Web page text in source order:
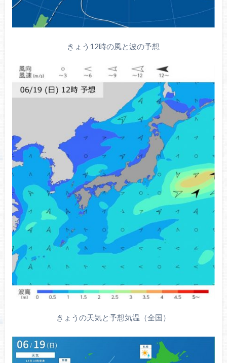
きょう12時の風と波の予想
きょうの天気と予想気温（全国）